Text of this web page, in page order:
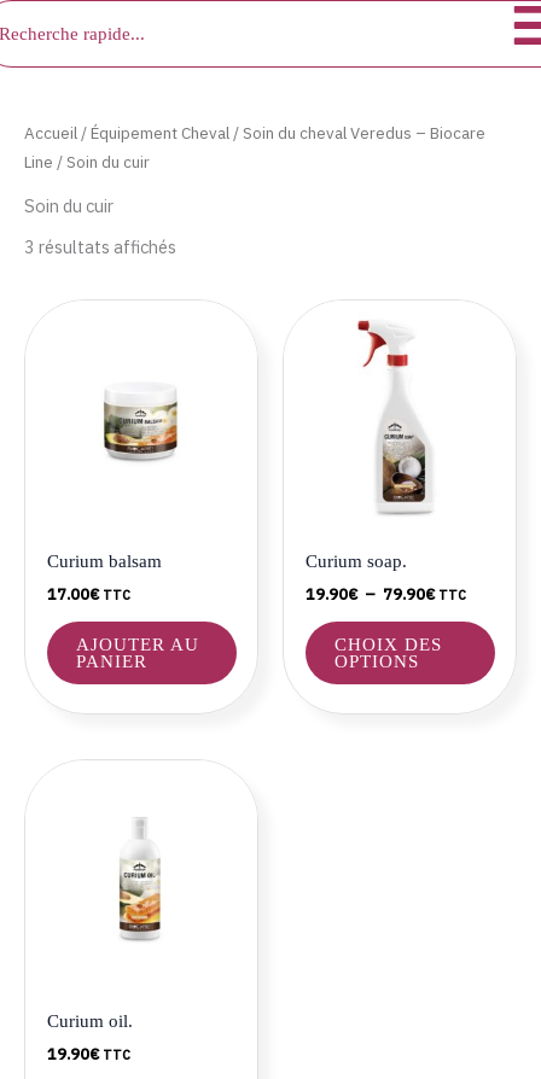
au
contenu
Accueil /Équipement Cheval /Soin du cheval Veredus – Biocare
Line / Soin du cuir
Soin du cuir
3 résultats affichés
Curium balsam
17.00€ TTC
AJOUTER AU
PANIER
Curium soap.
19.90€ – 79.90€
Plage
TTC
CHOIX DES
OPTIONS
Ce
page
du
Curium oil.
19.90€ TTC